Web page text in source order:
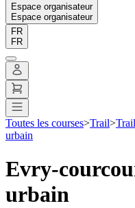
Espace organisateur
Espace organisateur
FR
FR
Toutes les courses>Trail>
urbain
Evry-
urbain